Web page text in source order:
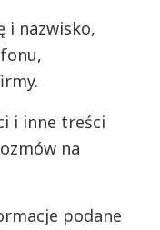
i nazwisko,
i inne treści
na
podane